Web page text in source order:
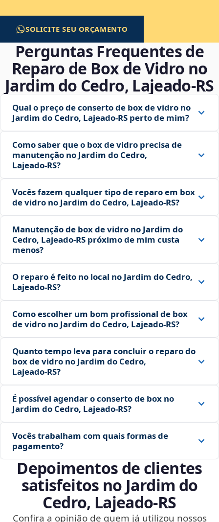
SOLICITE SEU ORÇAMENTO
Perguntas Frequentes de
Reparo de Box de Vidro no
Jardim do Cedro, Lajeado‑RS
Qual o preço de conserto de box de vidro no
Jardim do Cedro, Lajeado‑RS perto de mim?
Como saber que o box de vidro precisa de
manutenção no Jardim do Cedro,
Lajeado‑RS?
Vocês fazem qualquer tipo de reparo em box
de vidro no Jardim do Cedro, Lajeado‑RS?
Manutenção de box de vidro no Jardim do
Cedro, Lajeado‑RS próximo de mim custa
menos?
O reparo é feito no local no Jardim do Cedro,
Lajeado‑RS?
Como escolher um bom profissional de box
de vidro no Jardim do Cedro, Lajeado‑RS?
Quanto tempo leva para concluir o reparo do
box de vidro no Jardim do Cedro,
Lajeado‑RS?
É possível agendar o conserto de box no
Jardim do Cedro, Lajeado‑RS?
Vocês trabalham com quais formas de
pagamento?
Depoimentos de clientes
satisfeitos no Jardim do
Cedro, Lajeado‑RS
Confira a opinião de quem já utilizou nossos